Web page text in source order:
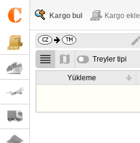
Kargo bul Kargo ekle
Treyler tipi
Yükleme